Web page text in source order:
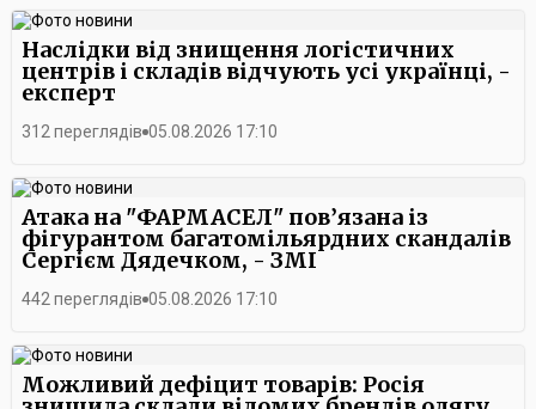
Наслідки від знищення логістичних
центрів і складів відчують усі українці, -
експерт
312 переглядів 05.08.2026 17:10
Атака на "ФАРМАСЕЛ" пов’язана із
фігурантом багатомільярдних скандалів
Сергієм Дядечком, - ЗМІ
442 переглядів 05.08.2026 17:10
Можливий дефіцит товарів: Росія